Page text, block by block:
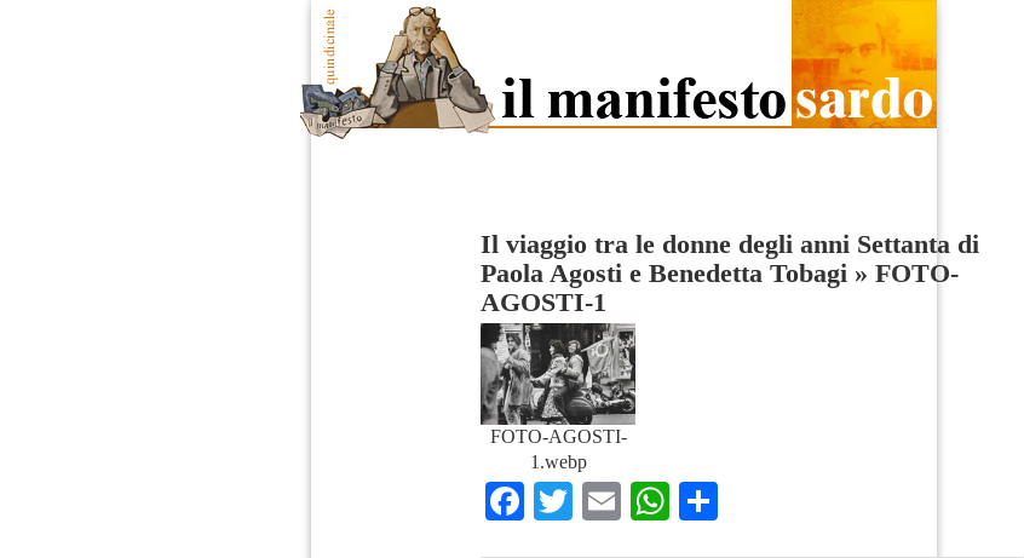
Il viaggio tra le donne degli anni Settanta di
Paola Agosti e Benedetta Tobagi » FOTO-
AGOSTI-1
FOTO-AGOSTI-
1.webp
Facebook
TwitterEmailWhatsApp